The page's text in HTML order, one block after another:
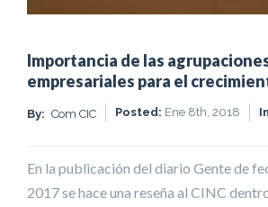
Importancia de las
empresariales para el
By: Com CIC Posted: Ene 8th, 2018
En la publicación del diario Gente de
2017 se hace una reseña al CINC